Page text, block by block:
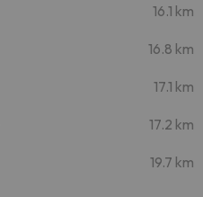
16.1 km
16.8 km
17.1 km
17.2 km
19.7 km